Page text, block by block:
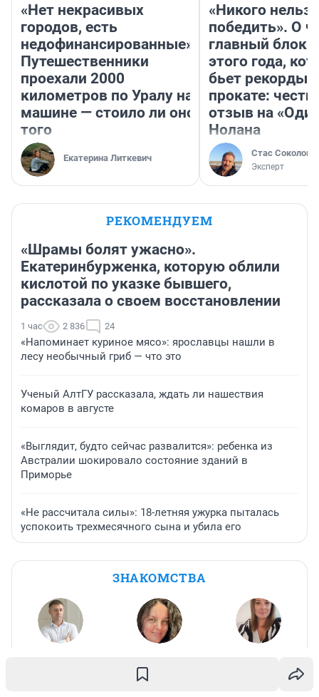
«Нет некрасивых
городов, есть
недофинансированные».
Путешественники
проехали 2000
километров по Уралу на
машине — стоило ли оно
того
Екатерина Литкевич
«Никого нельзя
победить». О
главный
этого года,
бьет рекорды в
прокате:
отзыв на
Нолана
Стас Соколов
Эксперт
РЕКОМЕНДУЕМ
«Шрамы болят ужасно».
Екатеринбурженка, которую облили
кислотой по указке бывшего,
рассказала о своем восстановлении
1 час 2 836 24
«Напоминает куриное мясо»: ярославцы нашли в
лесу необычный гриб — что это
Ученый АлтГУ рассказала, ждать ли нашествия
комаров в августе
«Выглядит, будто сейчас развалится»: ребенка из
Австралии шокировало состояние зданий в
Приморье
«Не рассчитала силы»: 18-летняя ужурка пыталась
успокоить трехмесячного сына и убила его
ЗНАКОМСТВА